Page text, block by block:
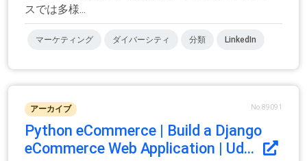
スでは多様...
マーケティング ダイバーシティ 分類 LinkedIn
アーカイブ No.89091
Python eCommerce | Build a Django
eCommerce Web Application | Ud...